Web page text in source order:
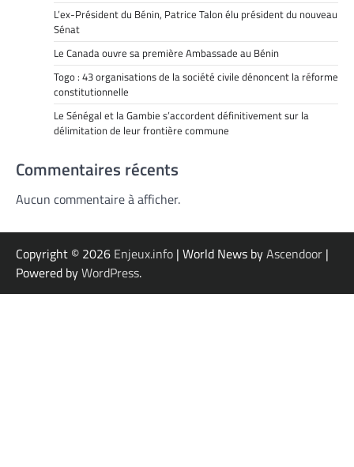
L’ex-Président du Bénin, Patrice Talon élu président du nouveau
Sénat
Le Canada ouvre sa première Ambassade au Bénin
Togo : 43 organisations de la société civile dénoncent la réforme
constitutionnelle
Le Sénégal et la Gambie s’accordent définitivement sur la
délimitation de leur frontière commune
Commentaires récents
Aucun commentaire à afficher.
Copyright © 2026 Enjeux.info | World News byAscendoor |
Powered byWordPress.